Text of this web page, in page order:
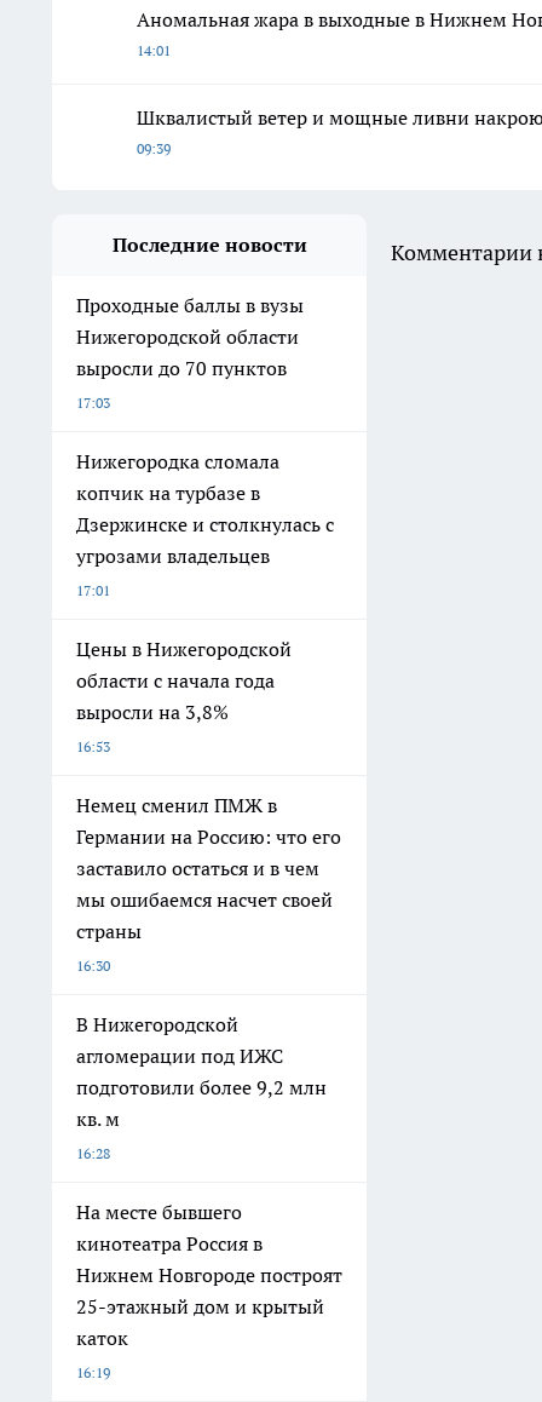
Аномальная жара в выходные в Нижнем
14:01
Шквалистый ветер и мощные ливни
09:39
Последние новости
Проходные баллы в вузы
Нижегородской области
выросли до 70 пунктов
17:03
Нижегородка сломала
копчик на турбазе в
Дзержинске и столкнулась с
угрозами владельцев
17:01
Цены в Нижегородской
области с начала года
выросли на 3,8%
16:53
Немец сменил ПМЖ в
Германии на Россию: что его
заставило остаться и в чем
мы ошибаемся насчет своей
страны
16:30
В Нижегородской
агломерации под ИЖС
подготовили более 9,2 млн
кв. м
16:28
На месте бывшего
кинотеатра Россия в
Нижнем Новгороде построят
25-этажный дом и крытый
каток
16:19
Комментарии